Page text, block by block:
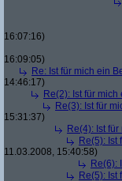
16:07:16)
16:09:05)
Re: Ist für mich ein
14:46:17)
Re(2): Ist für
Re(3): Ist für
15:31:37)
Re(4): Ist
Re(5): Ist
11.03.2008, 15:40:58)
Re(6):
Re(5): Ist